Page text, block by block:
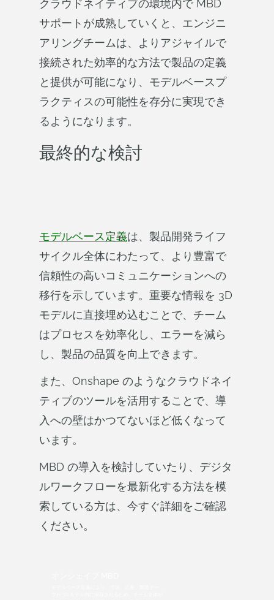
クラウドネイティブの環境内で MBD
サポートが成熟していくと、エンジニ
アリングチームは、よりアジャイルで
接続された効率的な方法で製品の定義
と提供が可能になり、モデルベースプ
ラクティスの可能性を存分に実現でき
るようになります。
最終的な検討
モデルベース定義は、製品開発ライフ
サイクル全体にわたって、より豊富で
信頼性の高いコミュニケーションへの
移行を示しています。重要な情報を 3D
モデルに直接埋め込むことで、チーム
はプロセスを効率化し、エラーを減ら
し、製品の品質を向上できます。
また、Onshape のようなクラウドネイ
ティブのツールを活用することで、導
入への壁はかつてないほど低くなって
います。
MBD の導入を検討していたり、デジタ
ルワークフローを最新化する方法を模
索している方は、今すぐ詳細をご確認
ください。